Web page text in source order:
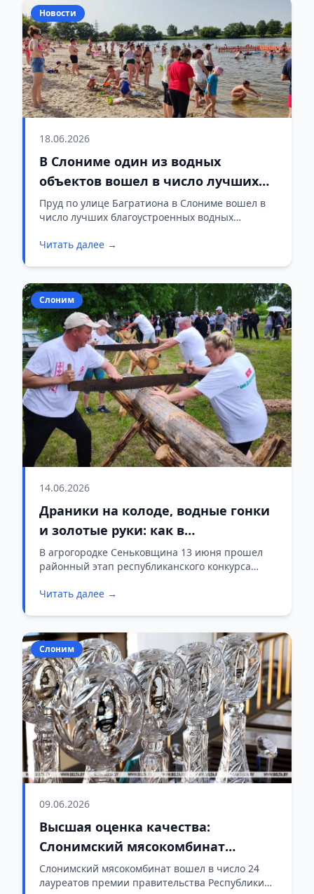
района, третье — семья Блюдник из
Щучинского района.
Новости
18.06.2026
В Слониме один из водных
объектов вошел в число лучших
по благоустройству
Пруд по улице Багратиона в Слониме вошел в
число лучших благоустроенных водных
Читать далее →
Слоним
14.06.2026
Драники на колоде, водные гонки
и золотые руки: как в
Сеньковщине выбирали
«Властелина села»
В агрогородке Сеньковщина 13 июня прошел
районный этап республиканского конкурса
династий со всего района состязались в силе,
теперь именно они представят Слонимщину на
областном этапе.
Читать далее →
Слоним
09.06.2026
Высшая оценка качества:
Слонимский мясокомбинат
получил премию правительства
Слонимский мясокомбинат вошел в число 24
лауреатов премии правительства Республики